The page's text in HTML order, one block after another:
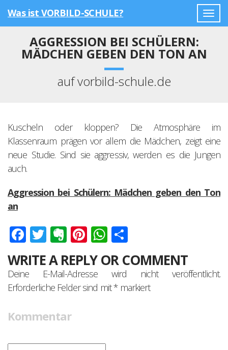
Was ist VORBILD-SCHULE?
AGGRESSION BEI SCHÜLERN:
MÄDCHEN GEBEN DEN TON AN
auf vorbild-schule.de
Kuscheln oder kloppen? Die Atmosphäre im
Klassenraum prägen vor allem die Mädchen, zeigt eine
neue Studie. Sind sie aggressiv, werden es die Jungen
auch.
Aggression bei Schülern: Mädchen geben den Ton
an
Facebook
Twitter
Evernote
Pinterest
WhatsApp
WRITE A REPLY OR COMMENT
Deine E-Mail-Adresse wird nicht veröffentlicht.
Erforderliche Felder sind mit*markiert
Kommentar